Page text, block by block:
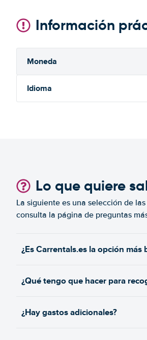
Información
Moneda
Idioma
Lo que quiere
La siguiente es una selección de
consulta la página de preguntas
¿Es Carrentals.es la opción más
¿Qué tengo que hacer para
¿Hay gastos adicionales?